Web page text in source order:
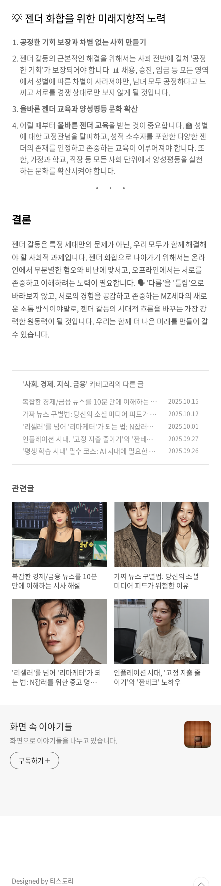
💡 젠더 화합을 위한 미래지향적 노력
공정한 기회 보장과 차별 없는 사회 만들기
젠더 갈등의 근본적인 해결을 위해서는 사회 전반에 걸쳐 '공정
한 기회'가 보장되어야 합니다. 📊 채용, 승진, 임금 등 모든 영역
에서 성별에 따른 차별이 사라져야만, 남녀 모두 공정하다고 느
끼고 서로를 경쟁 상대로만 보지 않게 될 것입니다.
올바른 젠더 교육과 양성평등 문화 확산
어릴 때부터 올바른 젠더 교육을 받는 것이 중요합니다. 🏫 성별
에 대한 고정관념을 탈피하고, 성적 소수자를 포함한 다양한 젠
더의 존재를 인정하고 존중하는 교육이 이루어져야 합니다. 또
한, 가정과 학교, 직장 등 모든 사회 단위에서 양성평등을 실천
하는 문화를 확산시켜야 합니다.
결론
젠더 갈등은 특정 세대만의 문제가 아닌, 우리 모두가 함께 해결해
야 할 사회적 과제입니다. 젠더 화합으로 나아가기 위해서는 온라
인에서 무분별한 혐오와 비난에 맞서고, 오프라인에서는 서로를
존중하고 이해하려는 노력이 필요합니다. 🗣️ '다름'을 '틀림'으로
바라보지 않고, 서로의 경험을 공감하고 존중하는 MZ세대의 새로
운 소통 방식이야말로, 젠더 갈등의 시대적 흐름을 바꾸는 가장 강
력한 원동력이 될 것입니다. 우리는 함께 더 나은 미래를 만들어 갈
수 있습니다.
'사회. 경제. 지식. 금융' 카테고리의 다른 글
복잡한 경제/금융 뉴스를 10분 만에 이해하는 시
사 해설
(0)
2025.10.15
가짜 뉴스 구별법: 당신의 소셜 미디어 피드가 위
험한 이유
(1)
2025.10.12
'리셀러'를 넘어 '리마케터'가 되는 법: N잡러를
위한 중고 명품 시장 분석 (1)
2025.10.01
인플레이션 시대, '고정 지출 줄이기'와 '짠테크'
노하우 (2)
2025.09.27
'평생 학습 시대' 필수 코스: AI 시대에 필요한 역
2025.09.26
관련글
복잡한 경제/금융 뉴스를 10분
만에 이해하는 시사 해설
가짜 뉴스 구별법: 당신의 소셜
미디어 피드가 위험한 이유
'리셀러'를 넘어 '리마케터'가 되
는 법: N잡러를 위한 중고 명품
인플레이션 시대, '고정 지출 줄
이기'와 '짠테크' 노하우
화면 속 이야기들
화면으로 이야기들을 나누고 있습니다.
구독하기
Designed by 티스토리